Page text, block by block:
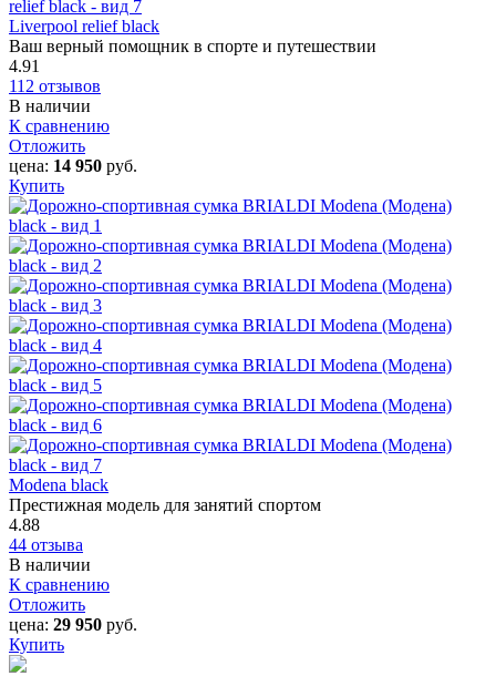
Liverpool relief black
Ваш верный помощник в спорте и путешествии
4.91
112 отзывов
В наличии
К сравнению
Отложить
цена: 14 950 руб.
Купить
Modena black
Престижная модель для занятий спортом
4.88
44 отзыва
В наличии
К сравнению
Отложить
цена: 29 950 руб.
Купить